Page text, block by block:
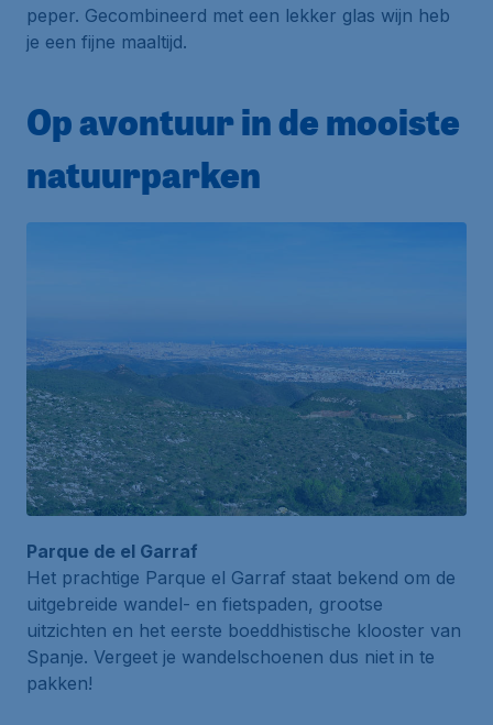
peper. Gecombineerd met een lekker glas wijn heb
je een fijne maaltijd.
Op avontuur in de mooiste
natuurparken
Parque de el Garraf
Het prachtige Parque el Garraf staat bekend om de
uitgebreide wandel- en fietspaden, grootse
uitzichten en het eerste boeddhistische klooster van
Spanje. Vergeet je wandelschoenen dus niet in te
pakken!